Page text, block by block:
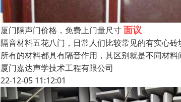
厦门隔声门价格，免费上门量尺寸面议
隔音材料五花八门，日常人们比较常见的有实心
所有的材料都具有隔音作用，其区别就是不同材
厦门嘉达声学技术工程有限公司
22-12-05 11:12:01